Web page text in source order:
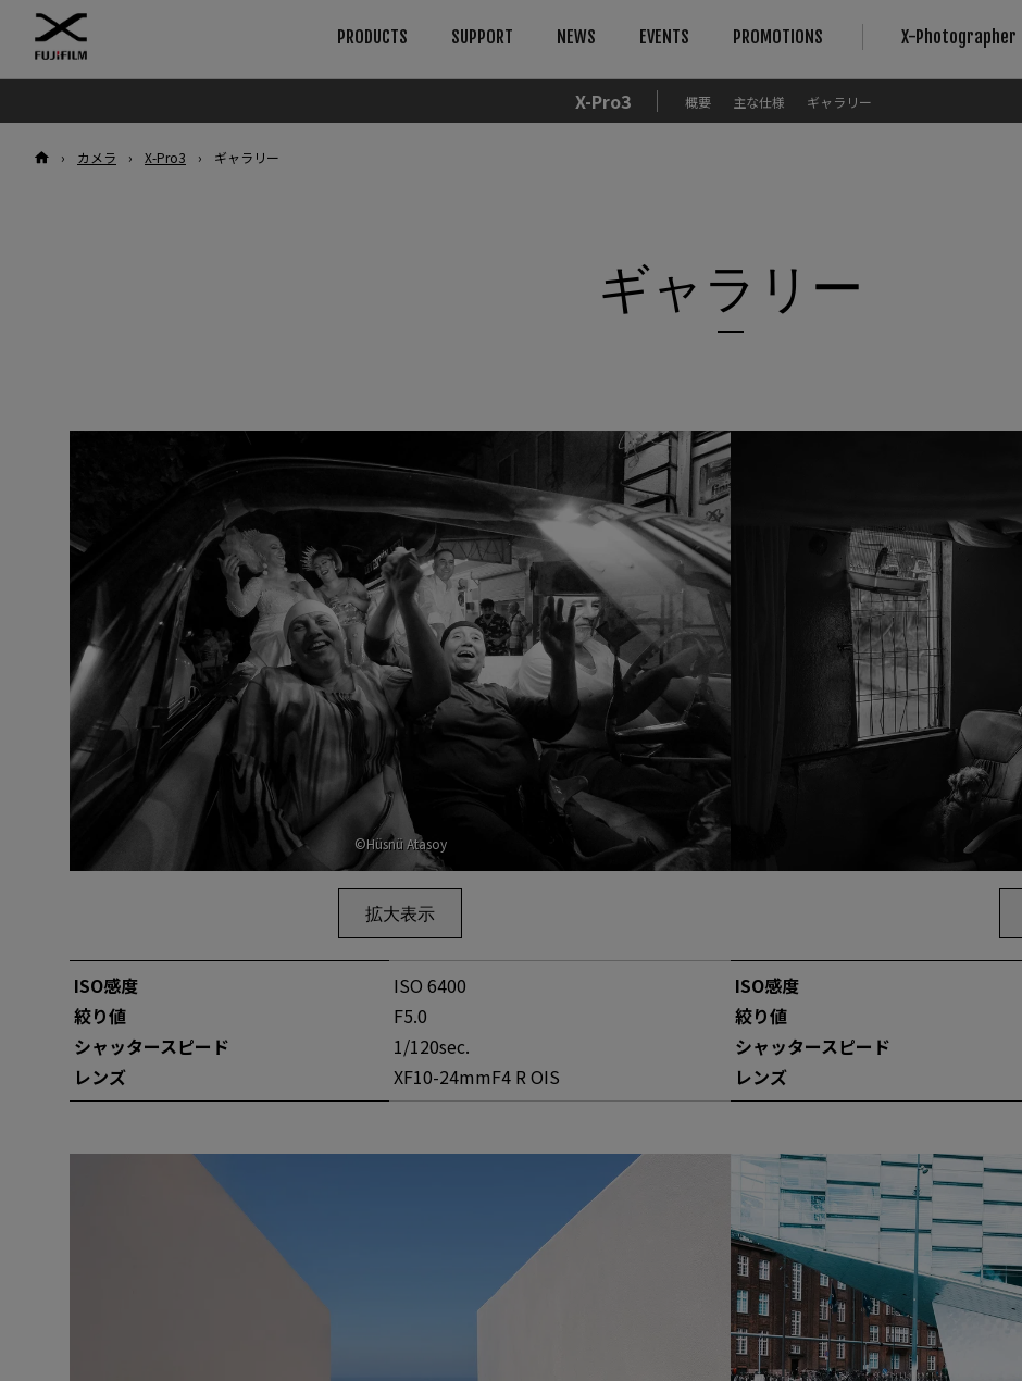
PRODUCTS
カメラ
Film Simulation
Camera Control SDK
SUPPORT
ファームウエア
製品登録（フジフイルムモール）
富士フイルムプロフェッショナル サービ
NEWS EVENTS PROMOTIONS X-Photographer
X-Pro3 概要 主な仕様 ギャラリー
› カメラ › X-Pro3 › ギャラリー
ギャラリー
©Hüsnü Atasoy
拡大表示
ISO感度
絞り値
シャッタースピー ド
レンズ
ISO 6400
F5.0
1/120sec.
XF10-24mmF4 R OIS
ISO感度
絞り値
シャッタースピー ド
レンズ